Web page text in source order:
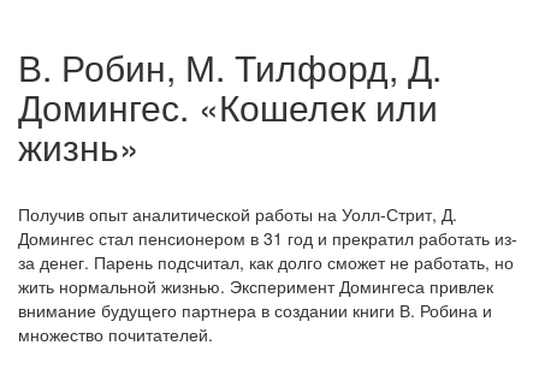
В. Робин, М. Тилфорд, Д.
Домингес. «Кошелек или
жизнь»
Получив опыт аналитической работы на Уолл-Стрит, Д.
Домингес стал пенсионером в 31 год и прекратил работать из-
за денег. Парень подсчитал, как долго сможет не работать, но
жить нормальной жизнью. Эксперимент Домингеса привлек
внимание будущего партнера в создании книги В. Робина и
множество почитателей.